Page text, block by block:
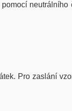
neutrálního
Pro zaslání